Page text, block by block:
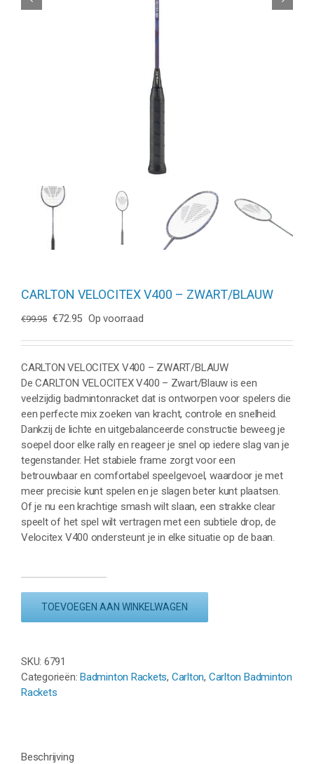
CARLTON VELOCITEX V400 – ZWART/BLAUW
€99.95 Oorspronkelijke
was:
€99.95.
€72.95Huidige
is:
€72.95.
Op voorraad
CARLTON VELOCITEX V400 – ZWART/BLAUW
De CARLTON VELOCITEX V400 – Zwart/Blauw is een
veelzijdig badmintonracket dat is ontworpen voor spelers die
een perfecte mix zoeken van kracht, controle en snelheid.
Dankzij de lichte en uitgebalanceerde constructie beweeg je
soepel door elke rally en reageer je snel op iedere slag van je
tegenstander. Het stabiele frame zorgt voor een
betrouwbaar en comfortabel speelgevoel, waardoor je met
meer precisie kunt spelen en je slagen beter kunt plaatsen.
Of je nu een krachtige smash wilt slaan, een strakke clear
speelt of het spel wilt vertragen met een subtiele drop, de
Velocitex V400 ondersteunt je in elke situatie op de baan.
V400
aantal
TOEVOEGEN AAN WINKELWAGEN
SKU: 6791
Categorieën:Badminton Rackets, Carlton, Carlton Badminton
Rackets
Beschrijving